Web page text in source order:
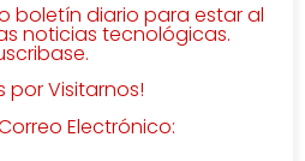
boletín diario para estar al
noticias tecnológicas.
por Visitarnos!
Electrónico: